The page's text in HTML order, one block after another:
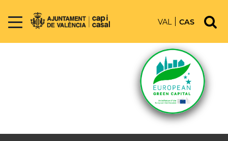
VAL CAS